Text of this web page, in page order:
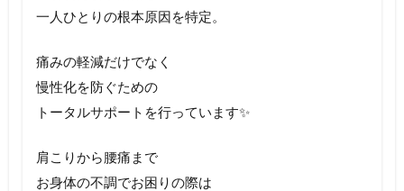
一人ひとりの根本原因を特定。
痛みの軽減だけでなく
慢性化を防ぐための
トータルサポートを行っています✨
肩こりから腰痛まで
お身体の不調でお困りの際は